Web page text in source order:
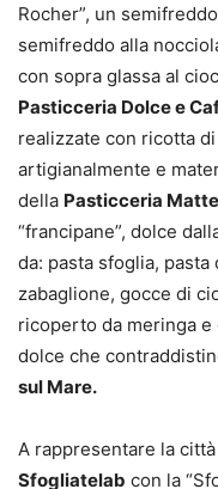
Rocher”, un
semifreddo alla
con sopra glassa al
Pasticceria Dolce e
realizzate con ricotta
artigianalmente e
della Pasticceria
“francipane”, dolce
da: pasta sfoglia, pasta
zabaglione, gocce di
ricoperto da meringa
dolce che
sul Mare.
A rappresentare la
Sfogliatelab con la